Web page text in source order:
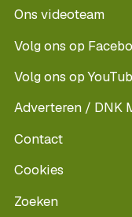
Ons videoteam
Volg ons op
Volg ons op
Adverteren / DNK
Contact
Cookies
Zoeken